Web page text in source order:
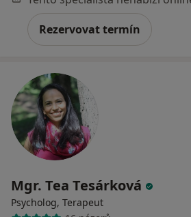
Rezervovat termín
Mgr. Tea Tesárková
Psycholog, Terapeut